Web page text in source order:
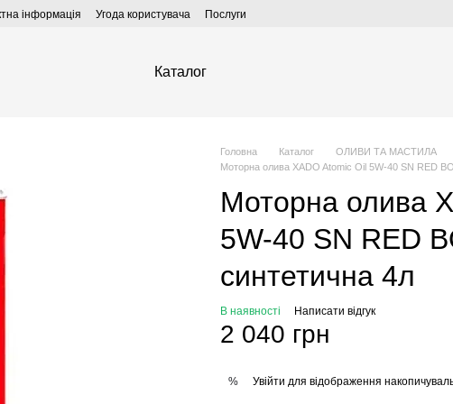
інформація Угода користувача Послуги
Каталог
Головна Каталог ОЛИВИ ТА МАСТИЛА
Моторна олива XADO Atomic Oil 5W-40 SN RED
Моторна олива
5W-40 SN RED
синтетична 4л
В наявності Написати відгук
2 040 грн
% Увійти для відображення